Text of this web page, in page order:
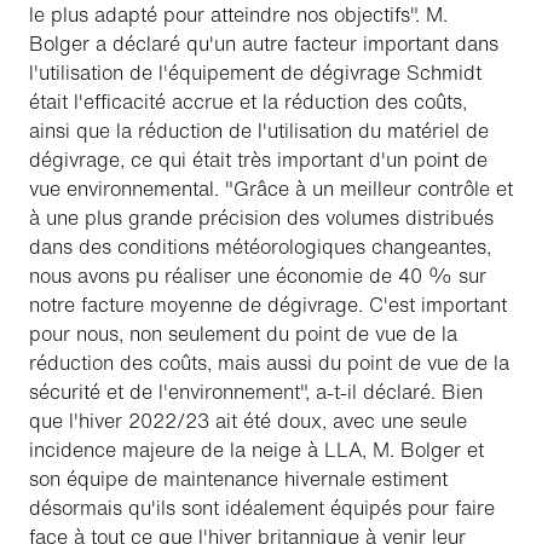
le plus adapté pour atteindre nos objectifs". M.
Bolger a déclaré qu'un autre facteur important dans
l'utilisation de l'équipement de dégivrage Schmidt
était l'efficacité accrue et la réduction des coûts,
ainsi que la réduction de l'utilisation du matériel de
dégivrage, ce qui était très important d'un point de
vue environnemental. "Grâce à un meilleur contrôle et
à une plus grande précision des volumes distribués
dans des conditions météorologiques changeantes,
nous avons pu réaliser une économie de 40 % sur
notre facture moyenne de dégivrage. C'est important
pour nous, non seulement du point de vue de la
réduction des coûts, mais aussi du point de vue de la
sécurité et de l'environnement", a-t-il déclaré. Bien
que l'hiver 2022/23 ait été doux, avec une seule
incidence majeure de la neige à LLA, M. Bolger et
son équipe de maintenance hivernale estiment
désormais qu'ils sont idéalement équipés pour faire
face à tout ce que l'hiver britannique à venir leur